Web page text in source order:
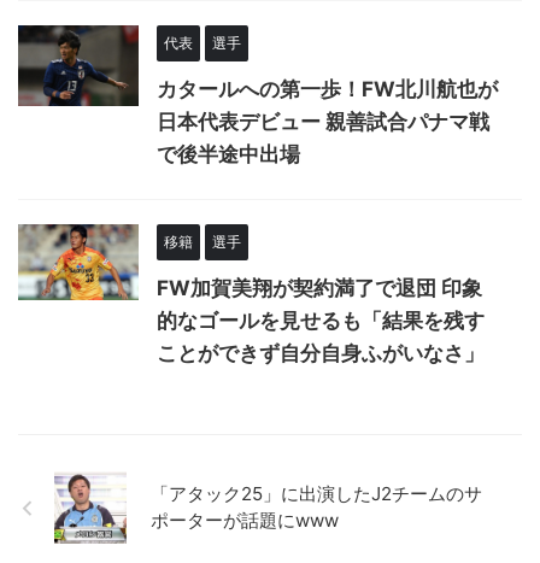
代表 選手
カタールへの第一歩！FW北川航也が
日本代表デビュー 親善試合パナマ戦
で後半途中出場
移籍 選手
FW加賀美翔が契約満了で退団 印象
的なゴールを見せるも「結果を残す
ことができず自分自身ふがいなさ」
「アタック25」に出演したJ2チームのサ
ポーターが話題にwww